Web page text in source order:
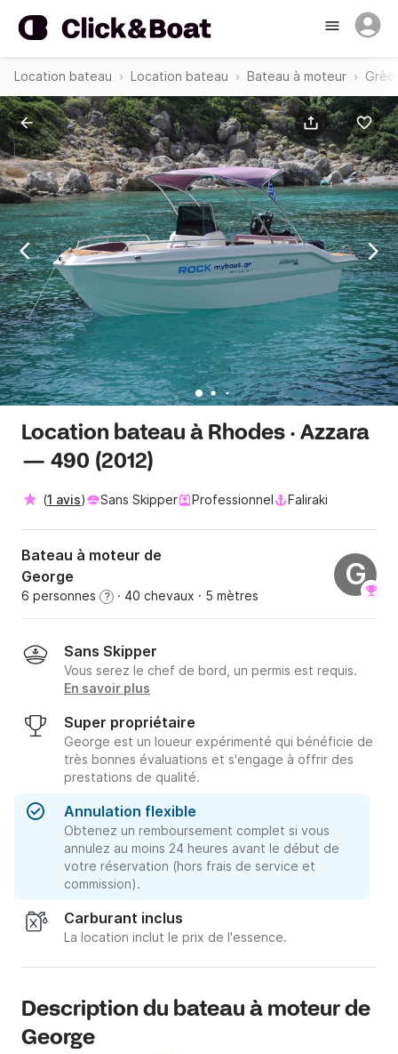
Location bateau Location bateau Bateau à moteur
Location bateau à Rhodes · Azzara
— 490 (2012)
(1 avis) Sans Skipper Professionnel Faliraki
Bateau à moteur de
George
6 personnes ? · 40 chevaux · 5 mètres
G
Sans Skipper
Vous serez le chef de bord, un permis est requis.
En savoir plus
Super propriétaire
George est un loueur expérimenté qui bénéficie de
très bonnes évaluations et s'engage à offrir des
prestations de qualité.
Annulation flexible
Obtenez un remboursement complet si vous
annulez au moins 24 heures avant le début de
votre réservation (hors frais de service et
commission).
Carburant inclus
La location inclut le prix de l'essence.
Description du bateau à moteur de
George